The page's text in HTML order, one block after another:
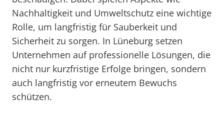
Nachhaltigkeit und Umweltschutz eine wichtige
Rolle, um langfristig für Sauberkeit und
Sicherheit zu sorgen. In Lüneburg setzen
Unternehmen auf professionelle Lösungen, die
nicht nur kurzfristige Erfolge bringen, sondern
auch langfristig vor erneutem Bewuchs
schützen.